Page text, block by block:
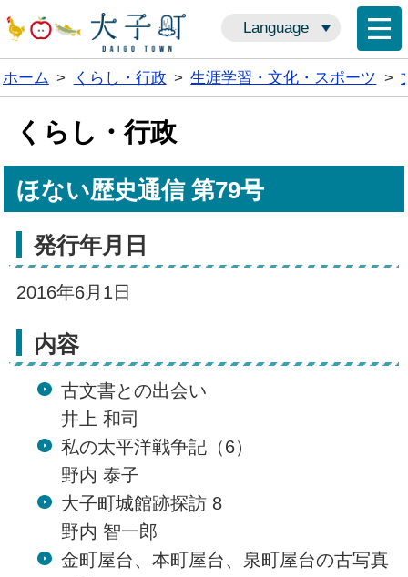
Language
ホーム > くらし・行政 > 生涯学習・文化・スポーツ >
くらし・行政
ほない歴史通信 第79号
発行年月日
2016年6月1日
内容
古文書との出会い
井上 和司
私の太平洋戦争記（6）
野内 泰子
大子町城館跡探訪 8
野内 智一郎
金町屋台、本町屋台、泉町屋台の古写真